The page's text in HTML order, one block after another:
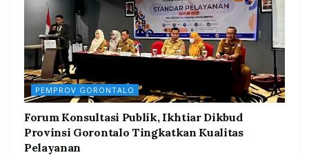
PEMPROV GORONTALO
Forum Konsultasi Publik, Ikhtiar Dikbud
Provinsi Gorontalo Tingkatkan Kualitas
Pelayanan